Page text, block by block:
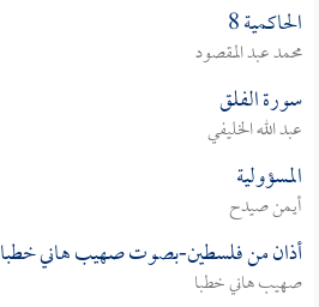
الحاكمية 8
محمد عبد المقصود
سورة الفلق
عبد الله الخليفي
المسؤولية
أيمن صيدح
أذان من فلسطين-بصوت صهيب هاني خطبا
صهيب هاني خطبا